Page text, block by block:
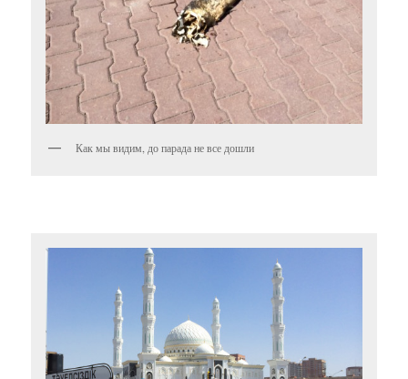
Как мы видим, до парада не все дошли